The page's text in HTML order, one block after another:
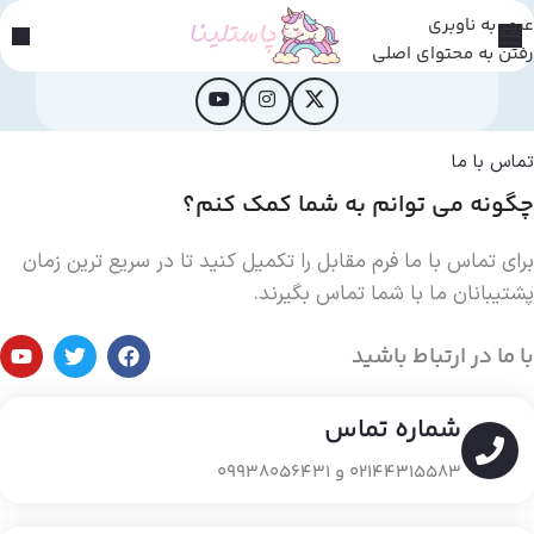
عبور به ناوبری
رفتن به محتوای اصلی
تماس با ما
چگونه می توانم به شما کمک کنم؟
برای تماس با ما فرم مقابل را تکمیل کنید تا در سریع ترین زمان
پشتیبانان ما با شما تماس بگیرند.
با ما در ارتباط باشید
شماره تماس
02144315583 و 09938056431